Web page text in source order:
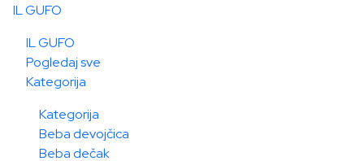
IL GUFO
IL GUFO
Pogledaj sve
Kategorija
Kategorija
Beba devojčica
Beba dečak